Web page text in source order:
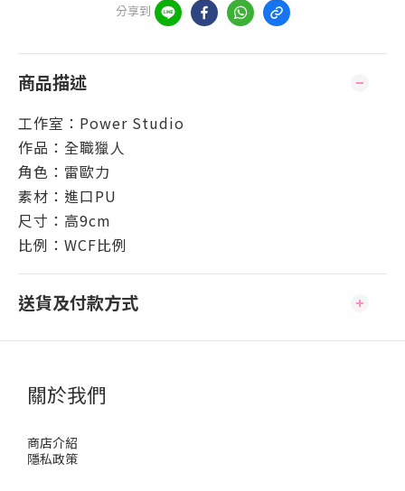
分享到
商品描述
工作室：Power Studio
作品：全職獵人
角色：雷歐力
素材：進口PU
尺寸： 高9cm
比例：WCF比例
送貨及付款方式
關於我們
商店介紹
隱私政策